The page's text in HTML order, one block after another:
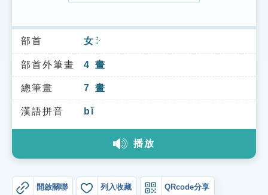
索引選單
知識索引
單字索引
生命大百科索引
教學應用
部首 女 ㄋㄩˇ
部首外筆畫 4 畫
總筆畫 7 畫
漢語拼音 bǐ
播放
開啟關聯 列入收藏 QRcode分享